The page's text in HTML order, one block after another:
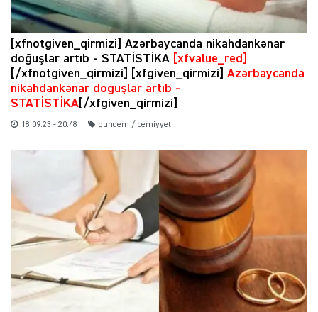
[xfnotgiven_qirmizi] Azərbaycanda nikahdankənar
doğuşlar artıb - STATİSTİKA
[xfvalue_red]
[/xfnotgiven_qirmizi] [xfgiven_qirmizi] Azərbaycanda
nikahdankənar doğuşlar artıb -
STATİSTİKA [/xfgiven_qirmizi]
18.09.23 - 20:48 gundem / cemiyyet